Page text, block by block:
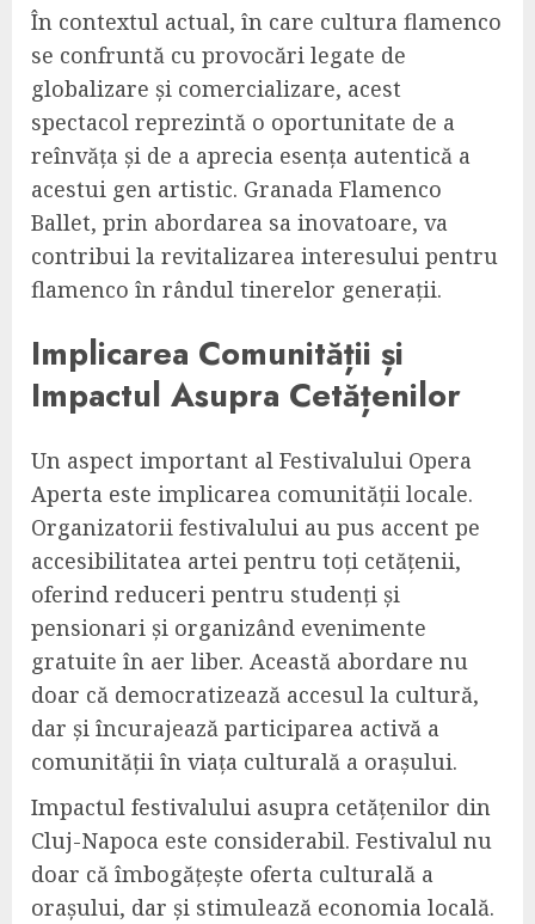
În contextul actual, în care cultura flamenco
se confruntă cu provocări legate de
globalizare și comercializare, acest
spectacol reprezintă o oportunitate de a
reînvăța și de a aprecia esența autentică a
acestui gen artistic. Granada Flamenco
Ballet, prin abordarea sa inovatoare, va
contribui la revitalizarea interesului pentru
flamenco în rândul tinerelor generații.
Implicarea Comunității și
Impactul Asupra Cetățenilor
Un aspect important al Festivalului Opera
Aperta este implicarea comunității locale.
Organizatorii festivalului au pus accent pe
accesibilitatea artei pentru toți cetățenii,
oferind reduceri pentru studenți și
pensionari și organizând evenimente
gratuite în aer liber. Această abordare nu
doar că democratizează accesul la cultură,
dar și încurajează participarea activă a
comunității în viața culturală a orașului.
Impactul festivalului asupra cetățenilor din
Cluj-Napoca este considerabil. Festivalul nu
doar că îmbogățește oferta culturală a
orașului, dar și stimulează economia locală.